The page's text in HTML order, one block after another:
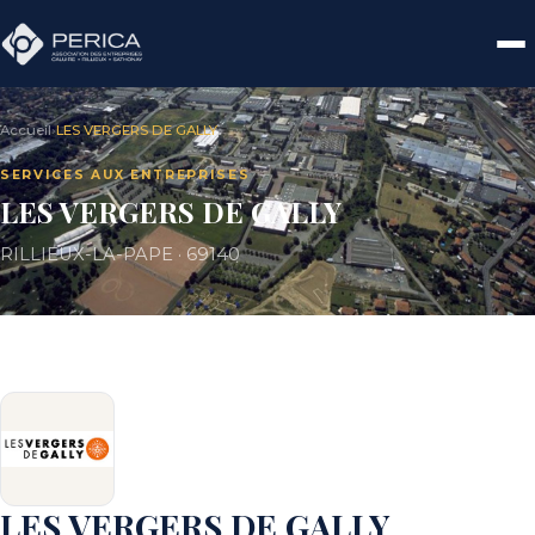
Accueil›LES VERGERS DE GALLY
SERVICES AUX ENTREPRISES
LES VERGERS DE GALLY
RILLIEUX-LA-PAPE · 69140
LES VERGERS DE GALLY